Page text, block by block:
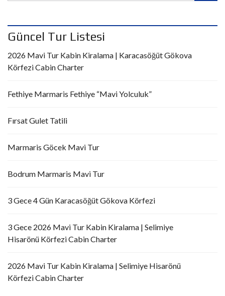
Güncel Tur Listesi
2026 Mavi Tur Kabin Kiralama | Karacasöğüt Gökova
Körfezi Cabin Charter
Fethiye Marmaris Fethiye “Mavi Yolculuk”
Fırsat Gulet Tatili
Marmaris Göcek Mavi Tur
Bodrum Marmaris Mavi Tur
3 Gece 4 Gün Karacasöğüt Gökova Körfezi
3 Gece 2026 Mavi Tur Kabin Kiralama | Selimiye
Hisarönü Körfezi Cabin Charter
2026 Mavi Tur Kabin Kiralama | Selimiye Hisarönü
Körfezi Cabin Charter